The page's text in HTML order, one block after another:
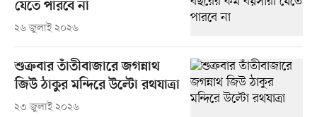
যেতে পারবে না
২৬ জুলাই ২০২৬
শুক্রবার তাঁতীবাজারে জগন্নাথ
জিউ ঠাকুর মন্দিরে উল্টো রথযাত্রা
২৩ জুলাই ২০২৬